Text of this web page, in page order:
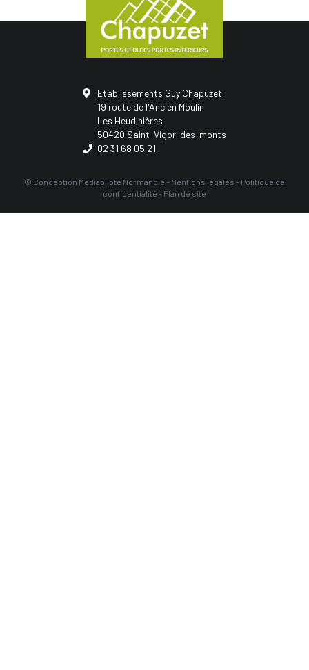
Etablissements Guy Chapuzet
19 route de l'Ancien Moulin
Les Heudinières
50420 Saint-Vigor-des-monts
02 31 68 05 21
© Conception Mediapilote Normandie - Mentions légales - Politique de
confidentialité - Plan de site